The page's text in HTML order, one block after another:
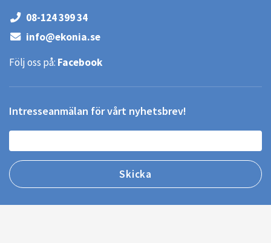
08-124 399 34
info@ekonia.se
Följ oss på: Facebook
Intresseanmälan för vårt nyhetsbrev!